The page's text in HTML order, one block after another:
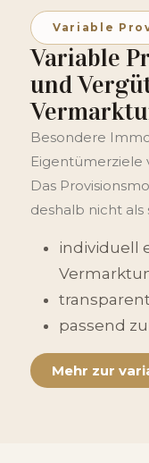
Variable
Variable
und
Besondere
Eigentümerziele
Das
deshalb nicht als
individuell
passend
Mehr zur